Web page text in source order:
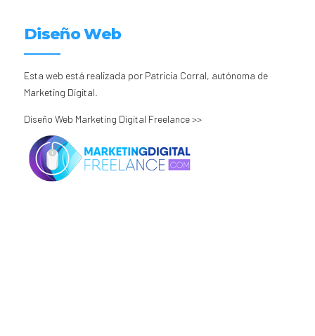
Diseño Web
Esta web está realizada por Patricia Corral, autónoma de
Marketing Digital.
Diseño Web Marketing Digital Freelance >>